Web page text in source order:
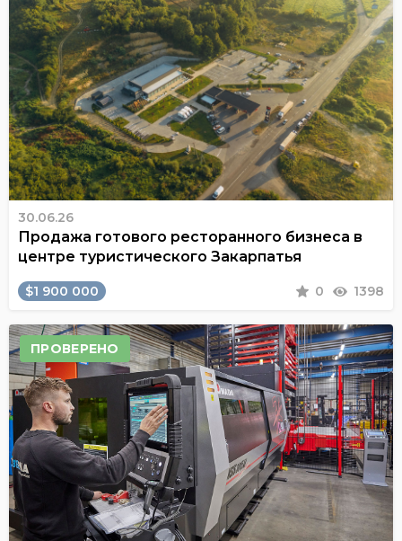
30.06.26
Продажа готового ресторанного бизнеса в
центре туристического Закарпатья
$1 900 000 0 1398
ПРОВЕРЕНО